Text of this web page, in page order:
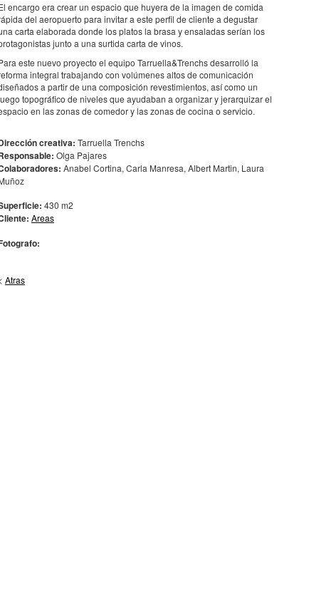
encargo era crear un espacio que huyera de la imagen de comida
del aeropuerto para invitar a este perfil de cliente a degustar
carta elaborada donde los platos la brasa y ensaladas serían los
junto a una surtida carta de vinos.
este nuevo proyecto el equipo Tarruella&Trenchs desarrolló la
integral trabajando con volúmenes altos de comunicación
a partir de una composición revestimientos, así como un
topográfico de niveles que ayudaban a organizar y jerarquizar el
en las zonas de comedor y las zonas de cocina o servicio.
creativa: Tarruella Trenchs
Olga Pajares
Anabel Cortina, Carla Manresa, Albert Martin, Laura
430 m2
Areas
Atras